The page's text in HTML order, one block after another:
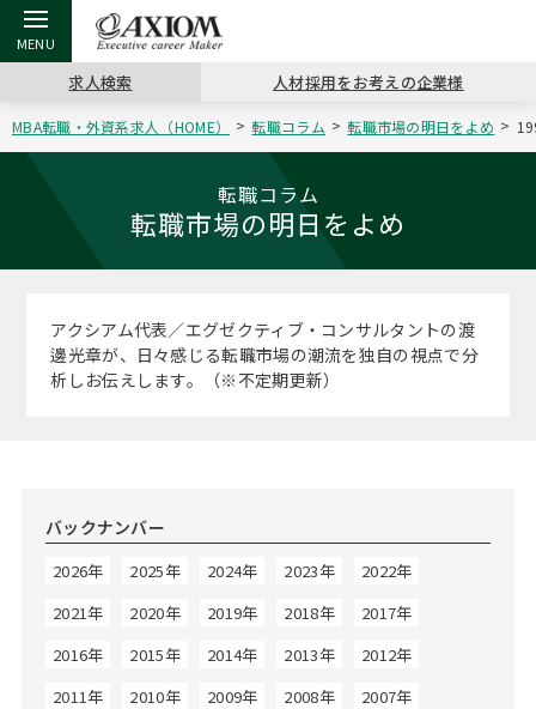
戻る
アクシアムの特長
戻る
サービス案内
戻る
“展”職
戻る
キャリア支援 TOP
キャリアデザイン講座
（最新求人市場動向）
戻る
MBAキ
ステージ別アドバイス
MBAの転職事例
MBA留学生数の推移
戻る
インターン受入企業一覧
年齢と年収の相関図
戻る
転職ツール TOP
英文レジュメの書き方
戻る
英文レ
日本語履歴書テンプレート
Web面接の準備・注意点
戻る
転職コラム TOP
“展”職相談室
コンサルティングの現場から
注目企業インタビュー
戻る
イベント・セミナー TOP
キャリアデザインセミナー
ジョブフェア
プロ経営者の特別セミナー
Career Talk Live
MBA NETWORKING
戻る
会社概要 TOP
アクセス
ニュースリリース
求人検索 人材採用をお考えの企業様
MBA転職・外資系求人（HOME） 転職コラム 転職市場の明日をよめ
転職コラム
転職市場の明日をよめ
アクシアム代表／エグゼクティブ・コンサルタントの渡
邊光章が、日々感じる転職市場の潮流を独自の視点で分
析しお伝えします。（※不定期更新）
バックナンバー
2026年 2025年 2024年 2023年
2022年
2021年
2020年 2019年 2018年
2017年
2016年
2015年 2014年 2013年
2012年
2011年
2010年 2009年 2008年
2007年